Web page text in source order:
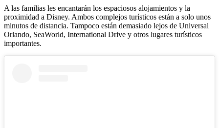
A las familias les encantarán los espaciosos alojamientos y la
proximidad a Disney. Ambos complejos turísticos están a solo unos
minutos de distancia. Tampoco están demasiado lejos de Universal
Orlando, SeaWorld, International Drive y otros lugares turísticos
importantes.